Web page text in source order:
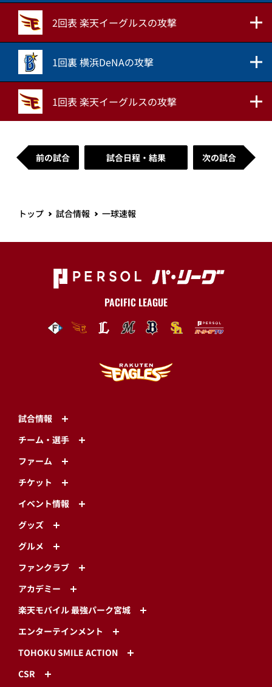
2回表 楽天イーグルスの攻撃
1回裏 横浜DeNAの攻撃
1回表 楽天イーグルスの攻撃
前の試合 試合日程・結果 次の試合
トップ 試合情報 一球速報
PACIFIC LEAGUE
試合情報
チーム・選手
ファーム
チケット
イベント情報
グッズ
グルメ
ファンクラブ
アカデミー
楽天モバイル 最強パーク宮城
エンターテインメント
TOHOKU SMILE ACTION
CSR